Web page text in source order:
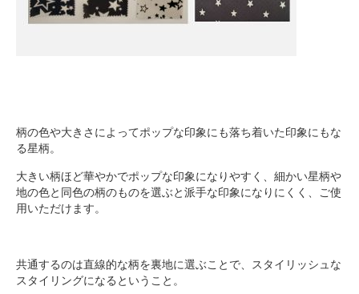
柄の色や大きさによってポップな印象にも落ち着いた印象にもな
る星柄。
大きい柄ほど華やかでポップな印象になりやすく、細かい星柄や
地の色と同色の柄のものを選ぶと派手な印象になりにくく、ご使
用いただけます。
共通するのは直線的な柄を裏地に選ぶことで、スタイリッシュな
スタイリングになるということ。